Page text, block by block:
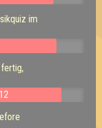
im
12